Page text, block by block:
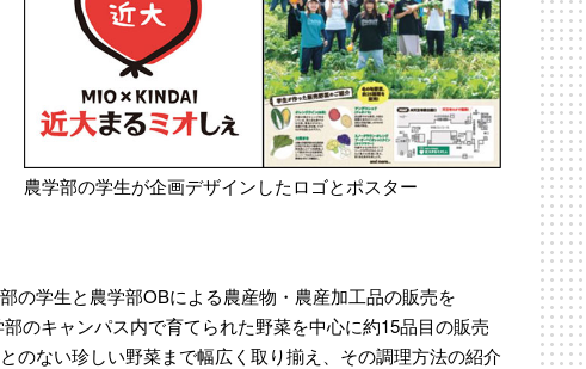
農学部の学生が企画デザインしたロゴとポスター
の学生と農学部OBによる農産物・農産加工品の販売を
のキャンパス内で育てられた野菜を中心に約15品目の販売
のない珍しい野菜まで幅広く取り揃え、その調理方法の紹介